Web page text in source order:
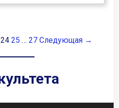
24 25 … 27 Следующая →